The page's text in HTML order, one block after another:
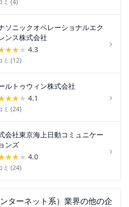
ミ (4)
ソニックオペレーショナルエク
ンス株式会社
★★★ 4.3
ミ (12)
›
ルトゥウィン株式会社
★★★ 4.1
ミ (24)
›
会社東京海上日動コミュニケー
ンズ
★★★ 4.0
ミ (24)
›
ターネット系） 業界の他の企